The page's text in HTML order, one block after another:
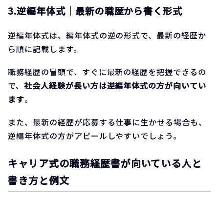
3.逆編年体式｜最新の職歴から書く形式
逆編年体式は、編年体式の逆の形式で、最新の経歴か
ら順に記載します。
職務経歴の冒頭で、すぐに最新の経歴を把握できるの
で、 社会人経験が長い方は逆編年体式の方が向いてい
ます。
また、最新の経歴が応募する仕事に生かせる場合も、
逆編年体式の方がアピールしやすいでしょう。
キャリア式の職務経歴書が向いている人と
書き方と例文